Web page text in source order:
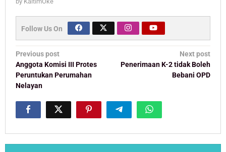
Follow Us On
Post
navigation
Previous post
Anggota Komisi III Protes
Peruntukan Perumahan
Nelayan
Next post
Penerimaan K-2 tidak Boleh
Bebani OPD